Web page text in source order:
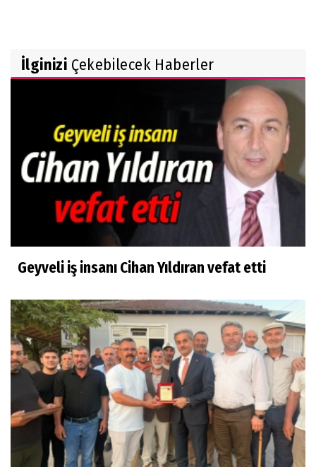
İlginizi Çekebilecek Haberler
Geyveli iş insanı Cihan Yıldıran vefat etti